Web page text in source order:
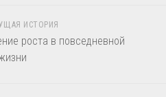
ИСТОРИЯ
роста в повседневной